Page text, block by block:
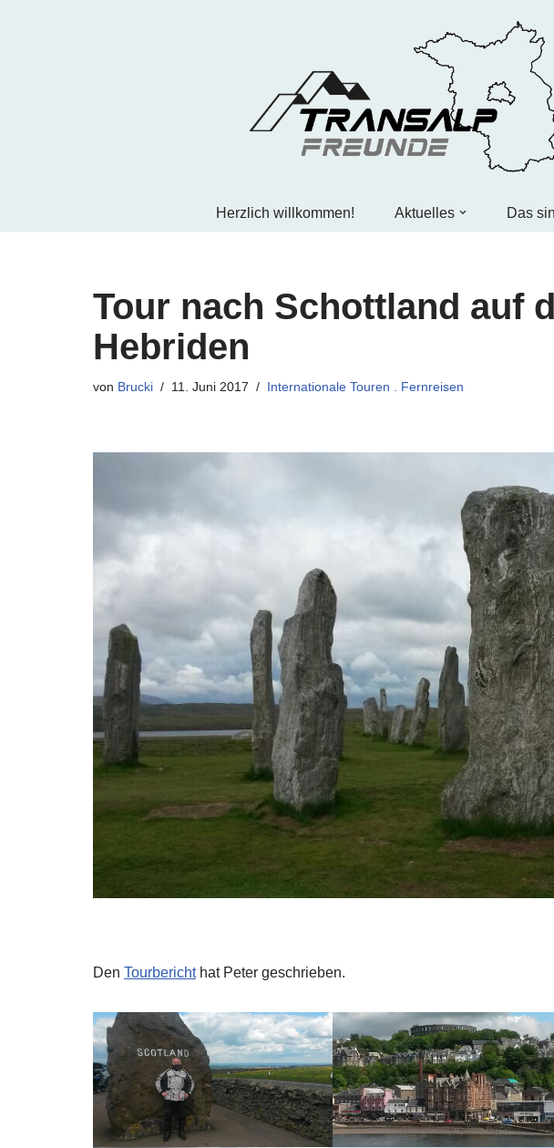
Herzlich willkommen! Aktuelles Das
Tour nach Schottland auf
Hebriden
von Brucki 11. Juni 2017 Internationale Touren . Fernreisen
Den Tourberichthat Peter geschrieben.